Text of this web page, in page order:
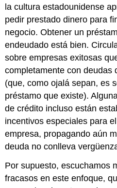
la cultura estadounidense
pedir prestado dinero para
negocio. Obtener un
endeudado está bien.
sobre empresas exitosas
completamente con deudas
(que, como ojalá sepan, es
préstamo que existe).
de crédito incluso están
incentivos especiales para
empresa, propagando aún
deuda no conlleva
Por supuesto, escuchamos
fracasos en este enfoque,